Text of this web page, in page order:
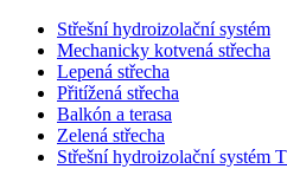
Střešní hydroizolační systém
Mechanicky kotvená střecha
Lepená střecha
Přitížená střecha
Balkón a terasa
Zelená střecha
Střešní hydroizolační systém